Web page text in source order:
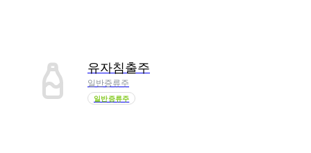
유자침출주
일반증류주
일반증류주